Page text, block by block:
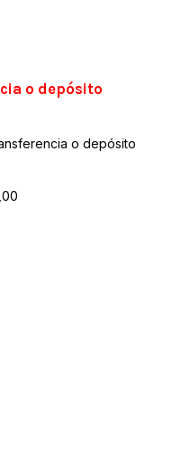
o depósito
o depósito